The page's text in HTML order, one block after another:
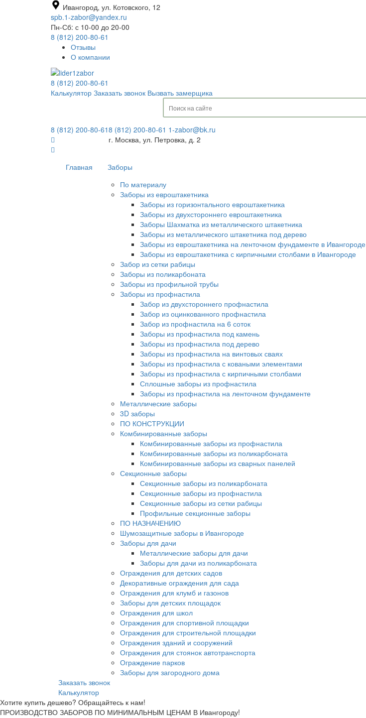
Ивангород, ул. Котовского, 12
spb.1-zabor@yandex.ru
Пн-Сб: с 10-00 до 20-00
8 (812) 200-80-61
Отзывы
О компании
8 (812) 200-80-61
Калькулятор Заказать звонок Вызвать замерщика
8 (812) 200-80-61
Главная
Заборы
По материалу
Заборы из евроштакетника
Заборы из горизонтального евроштакетника
Заборы из двухстороннего евроштакетника
Заборы Шахматка из металлического штакетника
Заборы из металлического штакетника под дерево
Заборы из евроштакетника на ленточном фундаменте в Ивангороде
Заборы из евроштакетника с кирпичными столбами в Ивангороде
Забор из сетки рабицы
Заборы из поликарбоната
Заборы из профильной трубы
Заборы из профнастила
Забор из двухстороннего профнастила
Забор из оцинкованного профнастила
Забор из профнастила на 6 соток
Заборы из профнастила под камень
Заборы из профнастила под дерево
Заборы из профнастила на винтовых сваях
Заборы из профнастила с коваными элементами
Заборы из профнастила с кирпичными столбами
Сплошные заборы из профнастила
Заборы из профнастила на ленточном фундаменте
Металлические заборы
3D заборы
ПО КОНСТРУКЦИИ
Комбинированные заборы
Комбинированные заборы из профнастила
Комбинированные заборы из поликарбоната
Комбинированные заборы из сварных панелей
Секционные заборы
Секционные заборы из поликарбоната
Секционные заборы из профнастила
Секционные заборы из сетки рабицы
Профильные секционные заборы
ПО НАЗНАЧЕНИЮ
Шумозащитные заборы в Ивангороде
Заборы для дачи
Металлические заборы для дачи
Заборы для дачи из поликарбоната
Ограждения для детских садов
Декоративные ограждения для сада
Ограждения для клумб и газонов
Заборы для детских площадок
Ограждения для школ
Ограждения для спортивной площадки
Ограждения для строительной площадки
Ограждения зданий и сооружений
Ограждения для стоянок автотранспорта
Ограждение парков
Заборы для загородного дома
8 (812) 200-80-61 1-zabor@bk.ru
г. Москва, ул. Петровка, д. 2
Заказать звонок
Калькулятор
Хотите купить дешево? Обращайтесь к нам!
ПРОИЗВОДСТВО ЗАБОРОВ ПО МИНИМАЛЬНЫМ ЦЕНАМ В Ивангороду!